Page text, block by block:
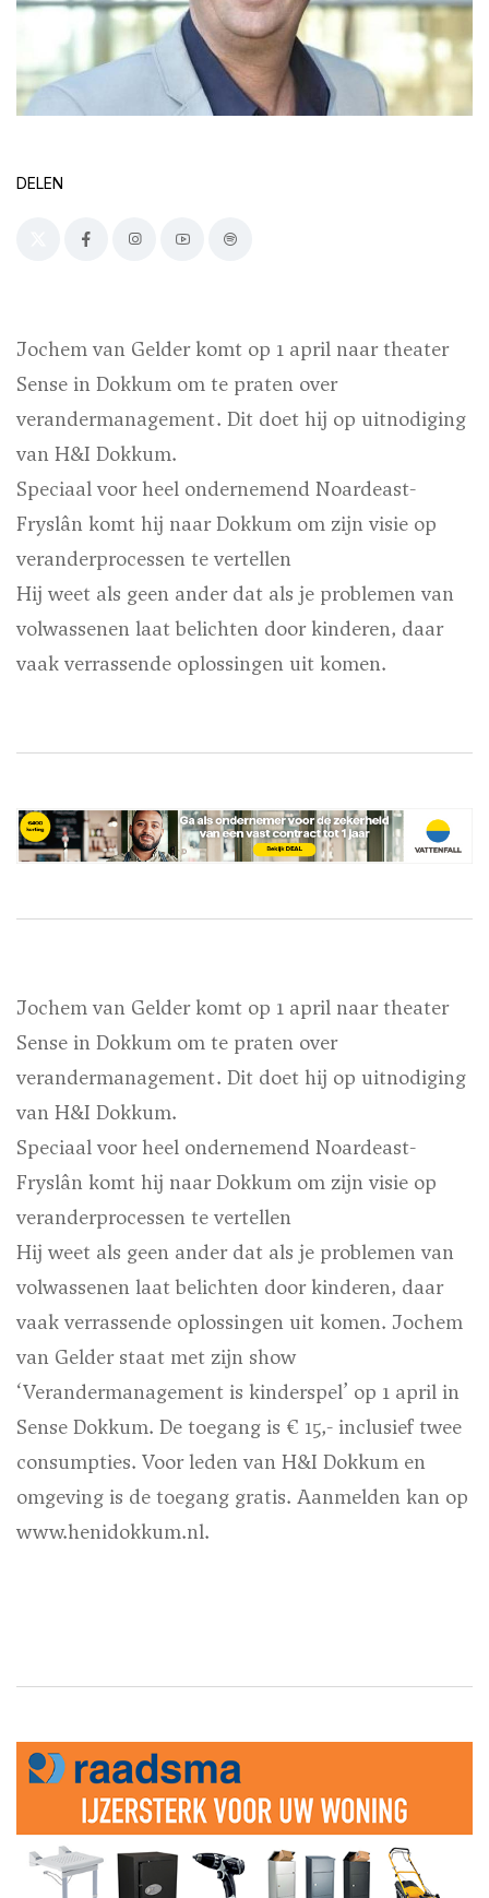
DELEN
Jochem van Gelder komt op 1 april naar theater
Sense in Dokkum om te praten over
verandermanagement. Dit doet hij op uitnodiging
van H&I Dokkum.
Speciaal voor heel ondernemend Noardeast-
Fryslân komt hij naar Dokkum om zijn visie op
veranderprocessen te vertellen
Hij weet als geen ander dat als je problemen van
volwassenen laat belichten door kinderen, daar
vaak verrassende oplossingen uit komen.
Jochem van Gelder komt op 1 april naar theater
Sense in Dokkum om te praten over
verandermanagement. Dit doet hij op uitnodiging
van H&I Dokkum.
Speciaal voor heel ondernemend Noardeast-
Fryslân komt hij naar Dokkum om zijn visie op
veranderprocessen te vertellen
Hij weet als geen ander dat als je problemen van
volwassenen laat belichten door kinderen, daar
vaak verrassende oplossingen uit komen. Jochem
van Gelder staat met zijn show
‘Verandermanagement is kinderspel’ op 1 april in
Sense Dokkum. De toegang is € 15,- inclusief twee
consumpties. Voor leden van H&I Dokkum en
omgeving is de toegang gratis. Aanmelden kan op
www.henidokkum.nl.